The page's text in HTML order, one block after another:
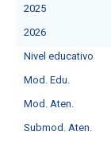
2025
2026
Nivel educativo
Mod. Edu.
Mod. Aten.
Submod. Aten.